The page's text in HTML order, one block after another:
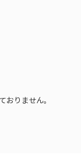
りません。